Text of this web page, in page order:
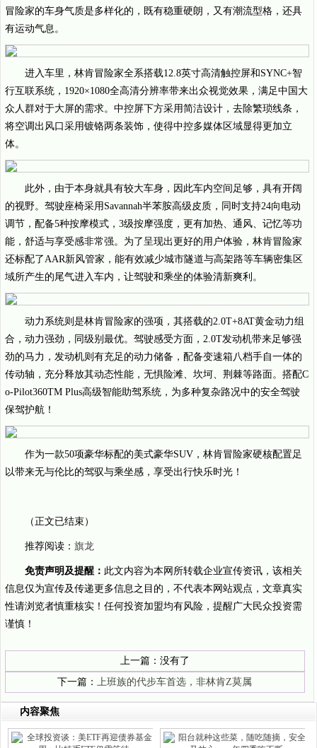
冒险家的车身气质是多样化的，既有稳重硬朗，又有潮流型格，还具
有运动气息。
进入车里，林肯冒险家全系搭载12.8英寸高清触控屏和SYNC+智
行互联系统，1920×1080全高清分辨率带来出众视觉效果，满足中国大
众人群对于大屏的需求。中控屏下方采用简洁设计，去除繁琐线条，
将空调出风口采用镀铬两条装饰，使得中控多媒体区域显得更加立
体。
此外，由于本身就具有较大车身，因此车内空间足够，具有开阔
的视野。驾驶座椅采用Savannah半苯胺高级皮质，同时支持24向电动
调节，配备5种按摩模式，3级按摩强度，更有加热、通风、记忆等功
能，舒适与享受感非常强。为了呈现出更好的用户体验，林肯冒险家
还标配了AAR新风管家，能有效减少城市隧道与高架路等车辆密集区
域所产生的尾气进入车内，让驾驶和乘坐的体验清新爽利。
动力系统则是林肯冒险家的强项，其搭载的2.0T+8AT黄金动力组
合，动力强劲，同级别最优。驾驶感受方面，2.0T发动机带来足够强
劲的马力，发动机则有充足的动力储备，配备变速箱八档手自一体的
传动轴，充分释放其动态性能，无惧险滩、坎坷、荆棘等路面。搭配C
o-Pilot360TM Plus高级智能助驾系统，为多种复杂路况中的安全驾驶
保驾护航！
作为一款50项豪华标配的美式豪华SUV，林肯冒险家硬核配置足
以带来无与伦比的驾驭与乘坐感，享受出行快乐时光！
（正文已结束）
推荐阅读： 旗龙
免责声明及提醒： 此文内容为本网所转载企业宣传资讯，该相关
信息仅为宣传及传递更多信息之目的，不代表本网站观点，文章真实
性请浏览者慎重核实！任何投资加盟均有风险，提醒广大民众投资需
谨慎！
上一篇：没有了
下一篇：上班族的代步车首选，非林肯Z莫属
内容聚焦